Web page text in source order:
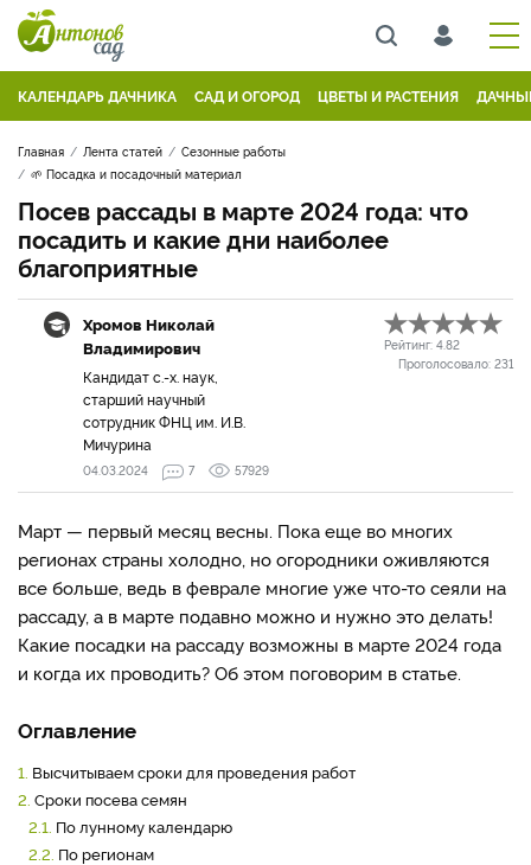
КАЛЕНДАРЬ ДАЧНИКА САД И ОГОРОД ЦВЕТЫ И РАСТЕНИЯ
Главная Лента статей
Сезонные работы
🌱 Посадка и посадочный материал
Посев рассады в марте 2024 года: что
посадить и какие дни наиболее
благоприятные
Хромов Николай
Владимирович
Кандидат с.-х. наук,
старший научный
сотрудник ФНЦ им. И.В.
Мичурина
Рейтинг: 4.82
Проголосовало: 231
04.03.2024 7 57929
Март — первый месяц весны. Пока еще во многих
регионах страны холодно, но огородники оживляются
все больше, ведь в феврале многие уже что-то сеяли на
рассаду, а в марте подавно можно и нужно это делать!
Какие посадки на рассаду возможны в марте 2024 года
и когда их проводить? Об этом поговорим в статье.
Оглавление
1. Высчитываем сроки для проведения работ
2. Сроки посева семян
2.1. По лунному календарю
2.2. По регионам